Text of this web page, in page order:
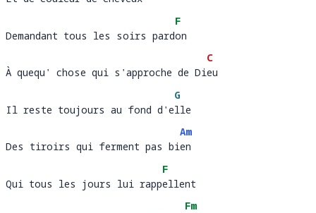
Et de couleur de cheveux
Demandant tous les soirs pard
F
on
Demandant tous les soirs pardon
À quequ' chose qui s'approche de Di
C
eu
À quequ' chose qui s'approche de Dieu
Il reste toujours au fond d'e
G
lle
Il reste toujours au fond d'elle
Des tiroirs qui ferment pas bi
Am
en
Des tiroirs qui ferment pas bien
Qui tous les jours lui rapp
F
ellent
Qui tous les jours lui rappellent
Fm